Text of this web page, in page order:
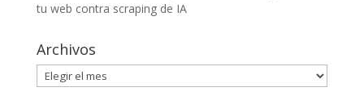
tu web contra scraping de IA
Archivos
Archivos